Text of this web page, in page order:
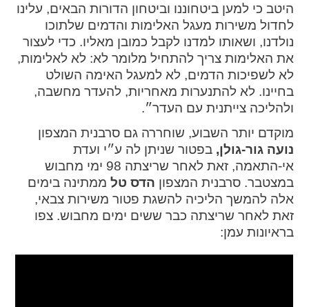
היטב כי למען ביטחוננו וביטחון הדורות הבאים, עלינו
לחדול משירות מעגל האלימות והדמים שלתוכו
נולדנו, ושאותו למדנו לקבל כמובן מאליו. כדי לעצור
את האלימות צריך להתחיל מלומר לא: לא לאלימות,
לא לשפיכות הדמים, לא למעגל האימה השולט
בחיינו. לא להתנערות מאחריות, להעדר מחשבה,
ולהליכה צייתנית עם העדר״.
מוקדם יותר השבוע, שוחררה גם סרבנית המצפון
נועה גור-גולן, בפטור שניתן לה ע״י ועדת
אי-התאמה, זאת לאחר שריצתה 98 ימי מחבוש
במצטבר. סרבנית המצפון הדס טל ממתינה בימים
אלה להמשך הליכיה להשגת פטור משירות צבאי,
זאת לאחר שריצתה כבר ששים ימים מחבוש. צפו
בראיונות עמן: